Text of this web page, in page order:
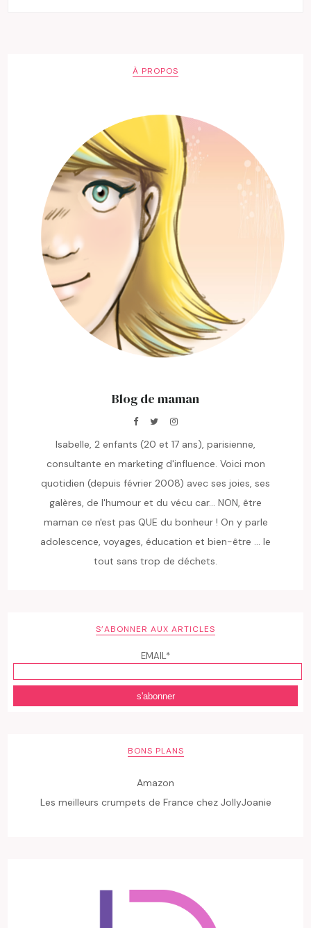
À PROPOS
Blog de maman
Isabelle, 2 enfants (20 et 17 ans), parisienne,
consultante en marketing d'influence. Voici mon
quotidien (depuis février 2008) avec ses joies, ses
galères, de l'humour et du vécu car... NON, être
maman ce n'est pas QUE du bonheur ! On y parle
adolescence, voyages, éducation et bien-être ... le
tout sans trop de déchets.
S’ABONNER AUX ARTICLES
EMAIL*
BONS PLANS
Amazon
Les meilleurs crumpets de France chez JollyJoanie